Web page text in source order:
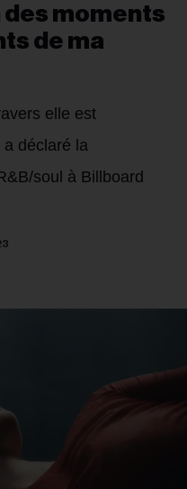
des moments
de ma
elle est
déclaré la
soul à Billboard